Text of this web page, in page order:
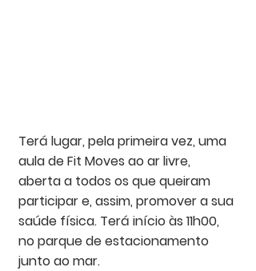
Terá lugar, pela primeira vez, uma
aula de Fit Moves ao ar livre,
aberta a todos os que queiram
participar e, assim, promover a sua
saúde física. Terá início às 11h00,
no parque de estacionamento
junto ao mar.